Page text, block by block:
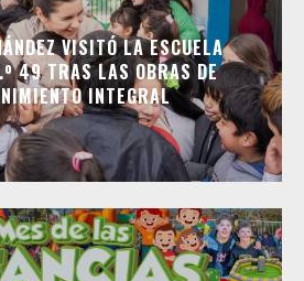
VISITÓ LA ESCUELA
49 TRAS LAS OBRAS DE
INTEGRAL